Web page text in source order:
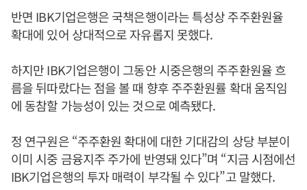
반면 IBK기업은행은 국책은행이라는 특성상 주주환원율
확대에 있어 상대적으로 자유롭지 못했다.
하지만 IBK기업은행이 그동안 시중은행의 주주환원율 흐
름을 뒤따랐다는 점을 볼 때 향후 주주환원률 확대 움직임
에 동참할 가능성이 있는 것으로 예측됐다.
정 연구원은 “주주환원 확대에 대한 기대감의 상당 부분이
이미 시중 금융지주 주가에 반영돼 있다”며 “지금 시점에선
IBK기업은행의 투자 매력이 부각될 수 있다”고 말했다.